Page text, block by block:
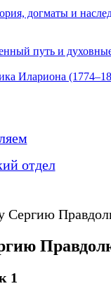
догматы и
путь и
Илариона
отдел
Сергию
1